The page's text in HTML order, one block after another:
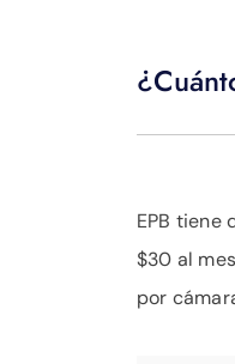
EPB tiene
$30 al
por